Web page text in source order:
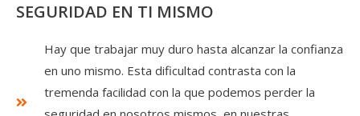
SEGURIDAD EN TI MISMO
Hay que trabajar muy duro hasta alcanzar la confianza
en uno mismo. Esta dificultad contrasta con la
tremenda facilidad con la que podemos perder la